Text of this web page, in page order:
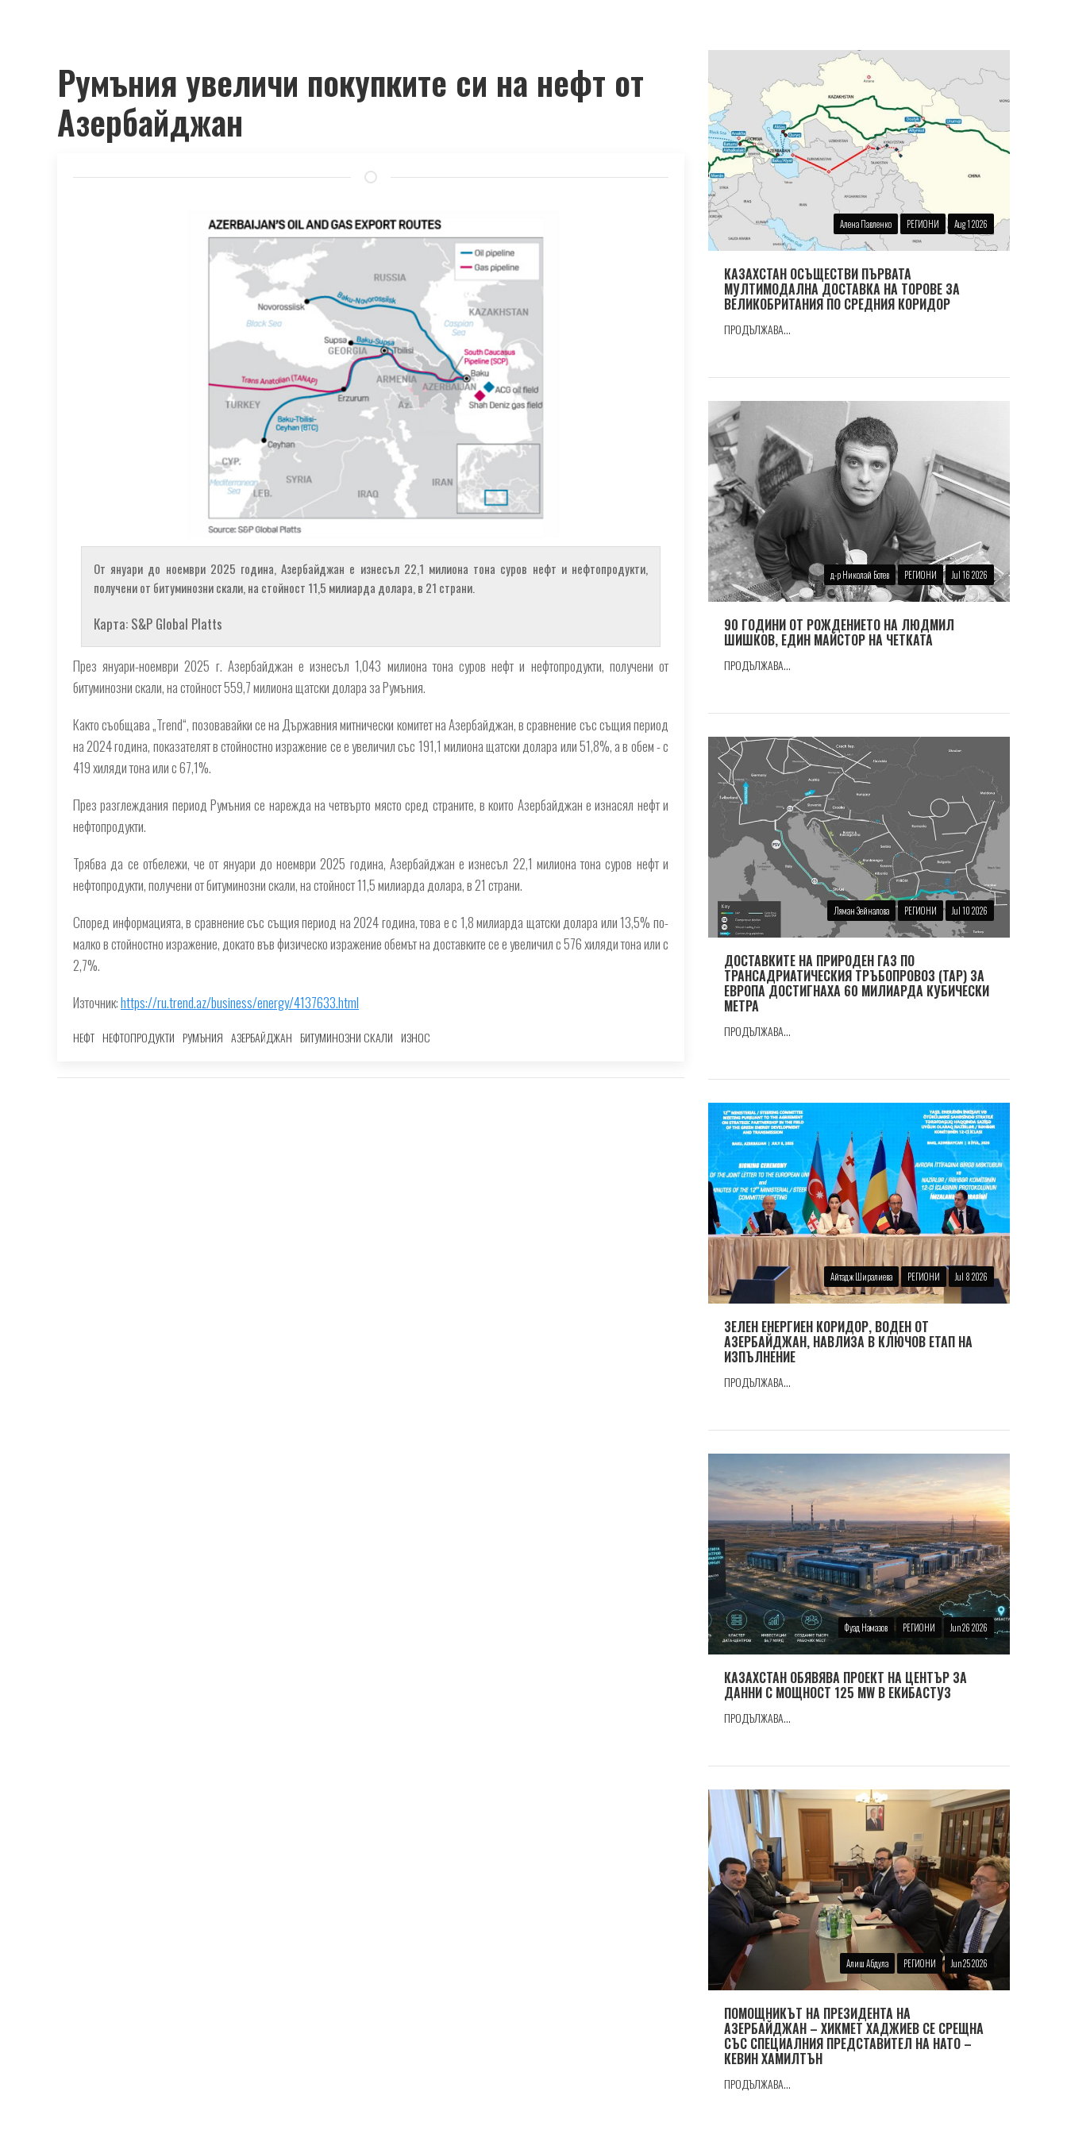
Румъния увеличи покупките си на нефт от
Азербайджан
От януари до ноември 2025 година, Азербайджан е изнесъл 22,1 милиона тона суров нефт и нефтопродукти,
получени от битуминозни скали, на стойност 11,5 милиарда долара, в 21 страни.
Карта: S&P Global Platts
През януари-ноември 2025 г. Азербайджан е изнесъл 1,043 милиона тона суров нефт и нефтопродукти, получени от
битуминозни скали, на стойност 559,7 милиона щатски долара за Румъния.
Както съобщава „Trend“, позовавайки се на Държавния митнически комитет на Азербайджан, в сравнение със същия период
на 2024 година, показателят в стойностно изражение се е увеличил със 191,1 милиона щатски долара или 51,8%, а в обем - с
419 хиляди тона или с 67,1%.
През разглеждания период Румъния се нарежда на четвърто място сред страните, в които Азербайджан е изнасял нефт и
нефтопродукти.
Трябва да се отбележи, че от януари до ноември 2025 година, Азербайджан е изнесъл 22,1 милиона тона суров нефт и
нефтопродукти, получени от битуминозни скали, на стойност 11,5 милиарда долара, в 21 страни.
Според информацията, в сравнение със същия период на 2024 година, това е с 1,8 милиарда щатски долара или 13,5% по-
малко в стойностно изражение, докато във физическо изражение обемът на доставките се е увеличил с 576 хиляди тона или с
2,7%.
Източник:https://ru.trend.az/business/energy/4137633.html
НЕФТ НЕФТОПРОДУКТИ РУМЪНИЯ АЗЕРБАЙДЖАН БИТУМИНОЗНИ СКАЛИ ИЗНОС
Алена Павленко РЕГИОНИ Aug 1 2026
КАЗАХСТАН ОСЪЩЕСТВИ ПЪРВАТА
МУЛТИМОДАЛНА ДОСТАВКА НА ТОРОВЕ ЗА
ВЕЛИКОБРИТАНИЯ ПО СРЕДНИЯ КОРИДОР
ПРОДЪЛЖАВА...
д-р Николай Ботев РЕГИОНИ Jul 16 2026
90 ГОДИНИ ОТ РОЖДЕНИЕТО НА ЛЮДМИЛ
ШИШКОВ, ЕДИН МАЙСТОР НА ЧЕТКАТА
ПРОДЪЛЖАВА...
Ляман Зейналова РЕГИОНИ Jul 10 2026
ДОСТАВКИТЕ НА ПРИРОДЕН ГАЗ ПО
ТРАНСАДРИАТИЧЕСКИЯ ТРЪБОПРОВОЗ (TAP) ЗА
ЕВРОПА ДОСТИГНАХА 60 МИЛИАРДА КУБИЧЕСКИ
МЕТРА
ПРОДЪЛЖАВА...
Айтадж Ширалиева РЕГИОНИ Jul 8 2026
ЗЕЛЕН ЕНЕРГИЕН КОРИДОР, ВОДЕН ОТ
АЗЕРБАЙДЖАН, НАВЛИЗА В КЛЮЧОВ ЕТАП НА
ИЗПЪЛНЕНИЕ
ПРОДЪЛЖАВА...
Фуад Намазов РЕГИОНИ Jun 26 2026
КАЗАХСТАН ОБЯВЯВА ПРОЕКТ НА ЦЕНТЪР ЗА
ДАННИ С МОЩНОСТ 125 MW В ЕКИБАСТУЗ
ПРОДЪЛЖАВА...
Алиш Абдула РЕГИОНИ Jun 25 2026
ПОМОЩНИКЪТ НА ПРЕЗИДЕНТА НА
АЗЕРБАЙДЖАН – ХИКМЕТ ХАДЖИЕВ СЕ СРЕЩНА
СЪС СПЕЦИАЛНИЯ ПРЕДСТАВИТЕЛ НА НАТО –
КЕВИН ХАМИЛТЪН
ПРОДЪЛЖАВА...